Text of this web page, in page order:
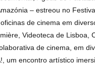
– estreou no
de cinema em
Videoteca de Lisboa,
de cinema, em
um encontro artístico